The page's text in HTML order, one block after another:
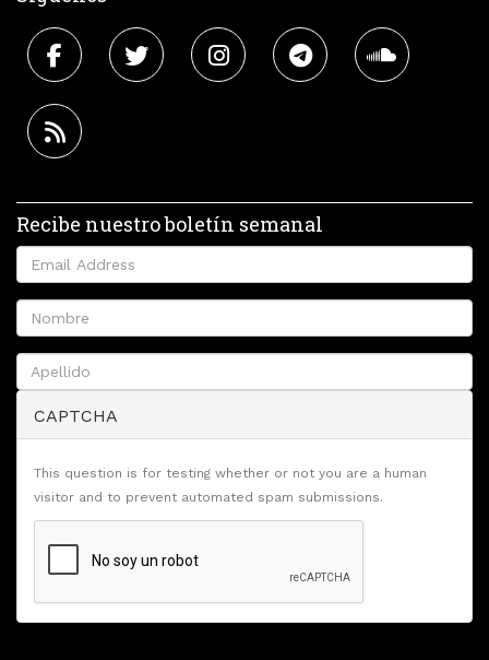
Recibe nuestro boletín semanal
CAPTCHA
This question is for testing whether or not you are a human
visitor and to prevent automated spam submissions.